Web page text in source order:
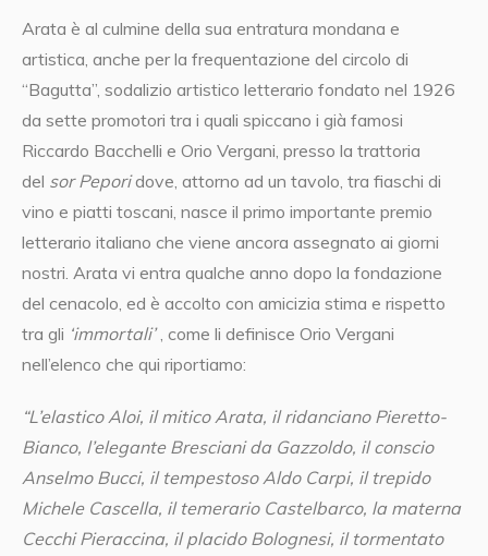
Arata è al culmine della sua entratura mondana e
artistica, anche per la frequentazione del circolo di
“Bagutta”, sodalizio artistico letterario fondato nel 1926
da sette promotori tra i quali spiccano i già famosi
Riccardo Bacchelli e Orio Vergani, presso la trattoria
del sor Peporidove, attorno ad un tavolo, tra fiaschi di
vino e piatti toscani, nasce il primo importante premio
letterario italiano che viene ancora assegnato ai giorni
nostri. Arata vi entra qualche anno dopo la fondazione
del cenacolo, ed è accolto con amicizia stima e rispetto
tra gli ‘immortali’, come li definisce Orio Vergani
nell’elenco che qui riportiamo:
“L’elastico Aloi, il mitico Arata, il ridanciano Pieretto-
Bianco, l’elegante Bresciani da Gazzoldo, il conscio
Anselmo Bucci, il tempestoso Aldo Carpi, il trepido
Michele Cascella, il temerario Castelbarco, la materna
Cecchi Pieraccina, il placido Bolognesi, il tormentato